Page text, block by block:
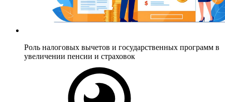
Роль налоговых вычетов и государственных программ в
увеличении пенсии и страховок